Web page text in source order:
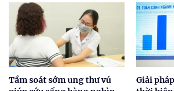
Tầm soát sớm ung thư vú
Giải